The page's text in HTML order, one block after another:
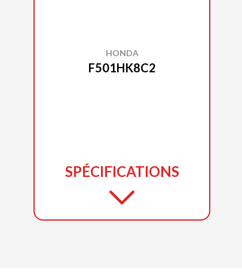
HONDA
F501HK8C2
SPÉCIFICATIONS